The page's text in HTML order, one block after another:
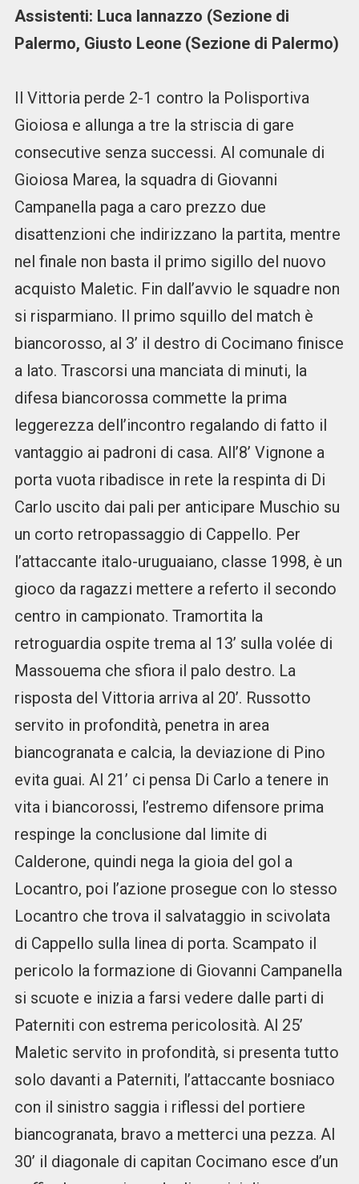
Assistenti: Luca Iannazzo (Sezione di
Palermo, Giusto Leone (Sezione di Palermo)
Il Vittoria perde 2-1 contro la Polisportiva
Gioiosa e allunga a tre la striscia di gare
consecutive senza successi. Al comunale di
Gioiosa Marea, la squadra di Giovanni
Campanella paga a caro prezzo due
disattenzioni che indirizzano la partita, mentre
nel finale non basta il primo sigillo del nuovo
acquisto Maletic. Fin dall’avvio le squadre non
si risparmiano. Il primo squillo del match è
biancorosso, al 3’ il destro di Cocimano finisce
a lato. Trascorsi una manciata di minuti, la
difesa biancorossa commette la prima
leggerezza dell’incontro regalando di fatto il
vantaggio ai padroni di casa. All’8’ Vignone a
porta vuota ribadisce in rete la respinta di Di
Carlo uscito dai pali per anticipare Muschio su
un corto retropassaggio di Cappello. Per
l’attaccante italo-uruguaiano, classe 1998, è un
gioco da ragazzi mettere a referto il secondo
centro in campionato. Tramortita la
retroguardia ospite trema al 13’ sulla volée di
Massouema che sfiora il palo destro. La
risposta del Vittoria arriva al 20’. Russotto
servito in profondità, penetra in area
biancogranata e calcia, la deviazione di Pino
evita guai. Al 21’ ci pensa Di Carlo a tenere in
vita i biancorossi, l’estremo difensore prima
respinge la conclusione dal limite di
Calderone, quindi nega la gioia del gol a
Locantro, poi l’azione prosegue con lo stesso
Locantro che trova il salvataggio in scivolata
di Cappello sulla linea di porta. Scampato il
pericolo la formazione di Giovanni Campanella
si scuote e inizia a farsi vedere dalle parti di
Paterniti con estrema pericolosità. Al 25’
Maletic servito in profondità, si presenta tutto
solo davanti a Paterniti, l’attaccante bosniaco
con il sinistro saggia i riflessi del portiere
biancogranata, bravo a metterci una pezza. Al
30’ il diagonale di capitan Cocimano esce d’un